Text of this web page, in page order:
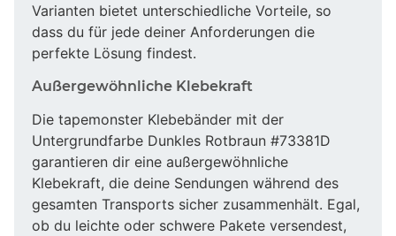
Varianten bietet unterschiedliche Vorteile, so
dass du für jede deiner Anforderungen die
perfekte Lösung findest.
Außergewöhnliche Klebekraft
Die tapemonster Klebebänder mit der
Untergrundfarbe Dunkles Rotbraun #73381D
garantieren dir eine außergewöhnliche
Klebekraft, die deine Sendungen während des
gesamten Transports sicher zusammenhält. Egal,
ob du leichte oder schwere Pakete versendest,